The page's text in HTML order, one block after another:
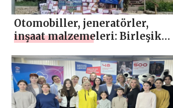
Otomobiller, jeneratörler,
inşaat malzemeleri: Birleşik
bölgelerde yardım
kampanyaları düzenliyor